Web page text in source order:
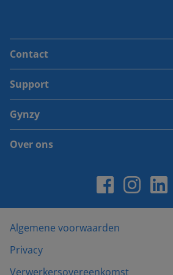
Contact
Support
Gynzy
Over ons
Algemene voorwaarden
Privacy
Verwerkersovereenkomst